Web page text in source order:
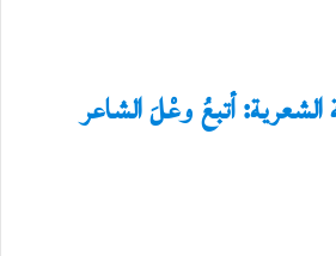
أتبعُ وعْلَ الشاعر